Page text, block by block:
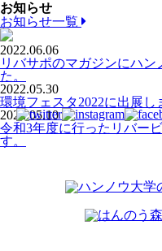
お知らせ
お知らせ一覧
2022.06.06
リバサポのマガジンにハ
た。
2022.05.30
環境フェスタ2022に出展し
2022.05.10
令和3年度に行ったリバー
す。